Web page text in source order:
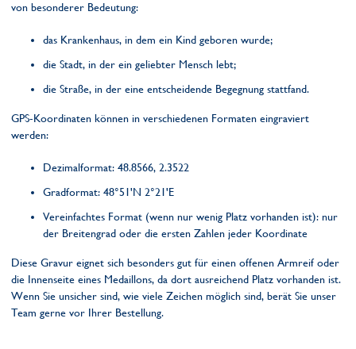
von besonderer Bedeutung:
das Krankenhaus, in dem ein Kind geboren wurde;
die Stadt, in der ein geliebter Mensch lebt;
die Straße, in der eine entscheidende Begegnung stattfand.
GPS-Koordinaten können in verschiedenen Formaten eingraviert
werden:
Dezimalformat: 48.8566, 2.3522
Gradformat: 48°51'N 2°21'E
Vereinfachtes Format (wenn nur wenig Platz vorhanden ist): nur
der Breitengrad oder die ersten Zahlen jeder Koordinate
Diese Gravur eignet sich besonders gut für einen offenen Armreif oder
die Innenseite eines Medaillons, da dort ausreichend Platz vorhanden ist.
Wenn Sie unsicher sind, wie viele Zeichen möglich sind, berät Sie unser
Team gerne vor Ihrer Bestellung.